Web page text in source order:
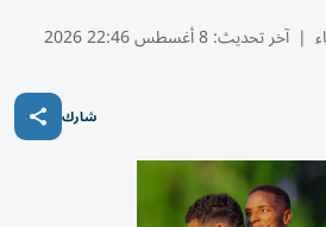
| آخر تحديث:8 أغسطس 22:46 2026
شارك